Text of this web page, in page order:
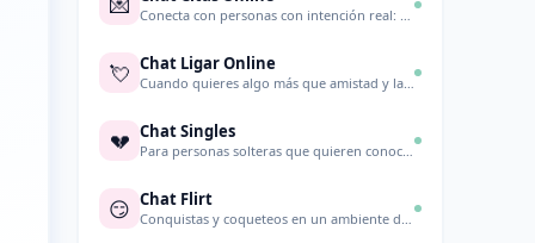
💘 Chat Ligar Online
💔 Chat Singles
😏 Chat Flirt